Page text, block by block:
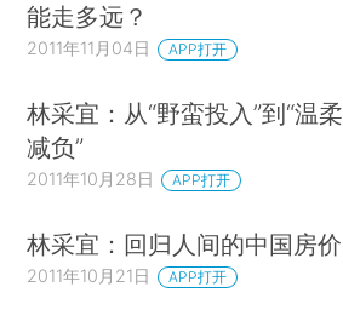
能走多远？
2011年11月04日 APP打开
林采宜：从“野蛮投入”到“温柔
减负”
2011年10月28日 APP打开
林采宜：回归人间的中国房价
2011年10月21日 APP打开